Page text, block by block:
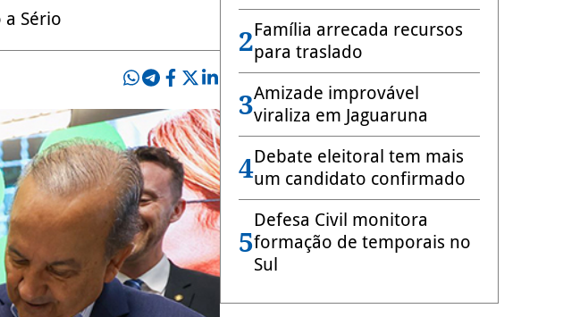
Sério
2Família arrecada recursos
para traslado
3Amizade improvável
viraliza em Jaguaruna
4Debate eleitoral tem mais
um candidato confirmado
5
Defesa Civil monitora
formação de temporais no
Sul